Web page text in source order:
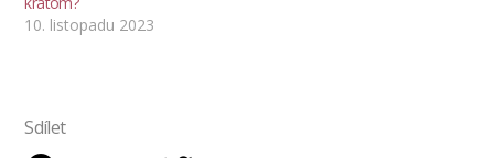
10. listopadu 2023
Sdílet